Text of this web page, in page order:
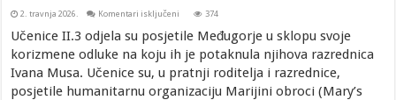
2. travnja 2026. Komentari isključeni
na
djelu:
Korizmena
akcija
II.3
odjela
374
Učenice II.3 odjela su posjetile Međugorje u sklopu svoje
korizmene odluke na koju ih je potaknula njihova razrednica
Ivana Musa. Učenice su, u pratnji roditelja i razrednice,
posjetile humanitarnu organizaciju Marijini obroci (Mary’s